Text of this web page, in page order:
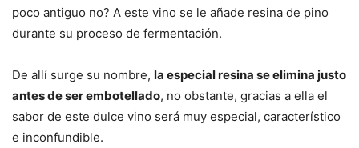
poco antiguo no? A este vino se le añade resina de pino
durante su proceso de fermentación.
De allí surge su nombre, la especial resina se elimina justo
antes de ser embotellado, no obstante, gracias a ella el
sabor de este dulce vino será muy especial, característico
e inconfundible.